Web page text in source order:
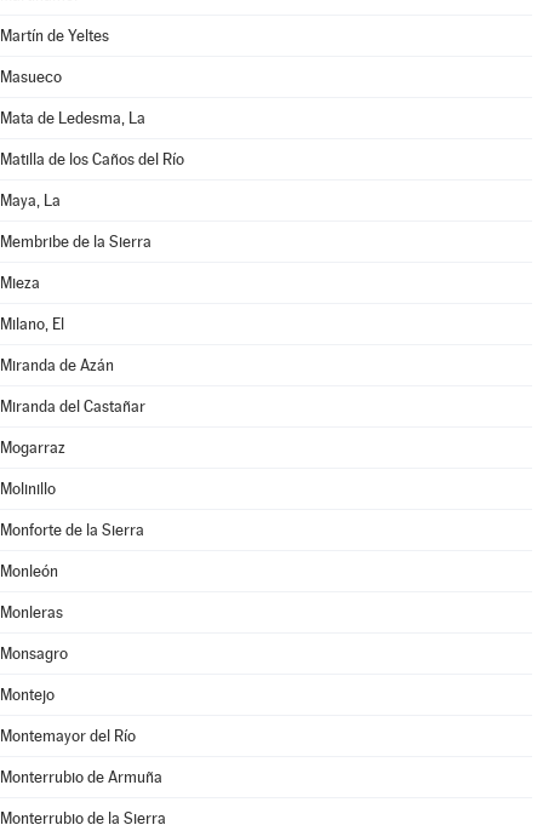
Martín de Yeltes
Masueco
Mata de Ledesma, La
Matilla de los Caños del Río
Maya, La
Membribe de la Sierra
Mieza
Milano, El
Miranda de Azán
Miranda del Castañar
Mogarraz
Molinillo
Monforte de la Sierra
Monleón
Monleras
Monsagro
Montejo
Montemayor del Río
Monterrubio de Armuña
Monterrubio de la Sierra